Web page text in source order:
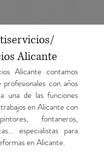
Alicante
Alicante contamos
con años
una de las funciones
en Alicante con
fontaneros,
especialistas para
en Alicante.